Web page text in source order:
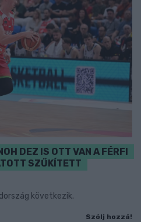
DEZ IS OTT VAN A FÉRFI
SZŰKÍTETT
következik.
Szólj hozzá!